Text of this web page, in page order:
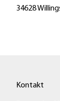
34628
Kontakt